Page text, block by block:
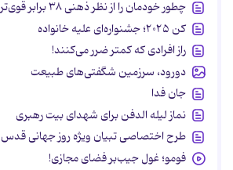
چطور خودمان را از نظر ذهنی ۳۸ برابر قوی‌تر کنیم؟
کن ۲۰۲۵؛ جشنواره‌ای علیه خانواده
راز افرادی که کمتر ضرر می‌کنند!
دورود، سرزمین شگفتی‌های طبیعت
جان فدا
نماز لیله الدفن برای شهدای بیت رهبری
طرح اختصاصی تبیان ویژه روز جهانی قدس
فومو؛ غول جیب‌بر فضای مجازی!